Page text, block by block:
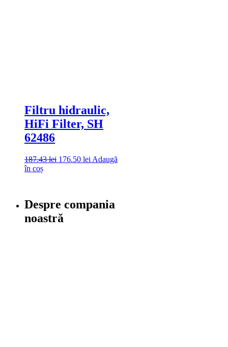
Filtru hidraulic,
HiFi Filter, SH
62486
187.43lei 176.50 lei Adaugă
în coș
Despre compania
noastră